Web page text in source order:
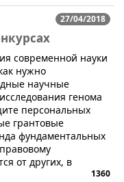
27/04/2018
современной науки
нужно
научные
генома
персональных
грантовые
фундаментальных
от других, в
1360